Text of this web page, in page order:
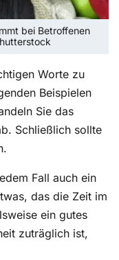
bei Betroffenen
Worte zu
Beispielen
Sie das
Schließlich sollte
Fall auch ein
das die Zeit im
ein gutes
zuträglich ist,